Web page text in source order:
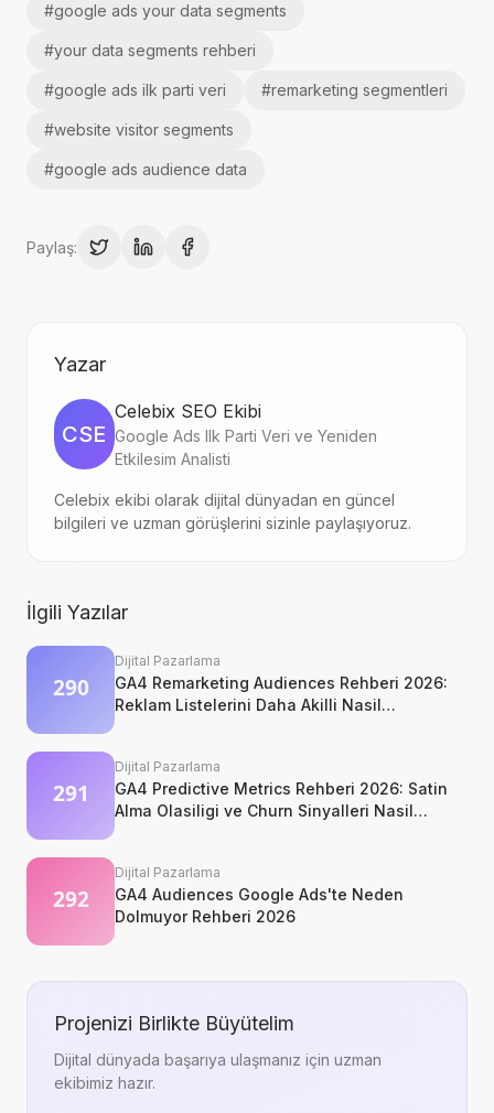
#google ads your data segments
#your data segments rehberi
#google ads ilk parti veri #remarketing segmentleri
#website visitor segments
#google ads audience data
Paylaş:
Yazar
CSE
Celebix SEO Ekibi
Google Ads Ilk Parti Veri ve Yeniden
Etkilesim Analisti
Celebix ekibi olarak dijital dünyadan en güncel
bilgileri ve uzman görüşlerini sizinle paylaşıyoruz.
İlgili Yazılar
Dijital Pazarlama
GA4 Remarketing Audiences Rehberi 2026:
Reklam Listelerini Daha Akilli Nasil
Dijital Pazarlama
GA4 Predictive Metrics Rehberi 2026: Satin
Alma Olasiligi ve Churn Sinyalleri Nasil
Dijital Pazarlama
GA4 Audiences Google Ads'te Neden
Dolmuyor Rehberi 2026
Projenizi Birlikte Büyütelim
Dijital dünyada başarıya ulaşmanız için uzman
ekibimiz hazır.